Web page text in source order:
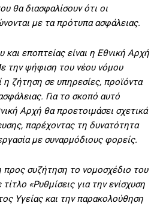
θα διασφαλίσουν ότι οι
με τα πρότυπα ασφάλειας.
εποπτείας είναι η Εθνική Αρχή
την ψήφιση του νέου νόμου
η ζήτηση σε υπηρεσίες, προϊόντα
Για το σκοπό αυτό
Αρχή θα προετοιμάσει σχετικά
παρέχοντας τη δυνατότητα
µε συναρμόδιους φορείς.
προς συζήτηση το νομοσχέδιο του
«Ρυθμίσεις για την ενίσχυση
Υγείας και την παρακολούθηση